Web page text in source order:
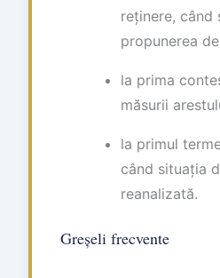
reținere, când
propunerea
la prima
măsurii
la primul
când situația
reanalizată.
Greșeli frecvente